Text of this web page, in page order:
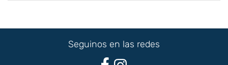
Seguinos en las redes